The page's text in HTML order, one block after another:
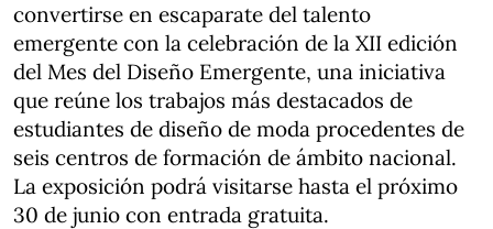
convertirse en escaparate del talento
emergente con la celebración de la XII edición
del Mes del Diseño Emergente, una iniciativa
que reúne los trabajos más destacados de
estudiantes de diseño de moda procedentes de
seis centros de formación de ámbito nacional.
La exposición podrá visitarse hasta el próximo
30 de junio con entrada gratuita.